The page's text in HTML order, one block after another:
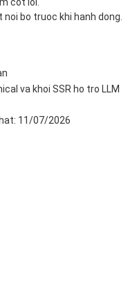
bo truoc khi hanh dong.
va khoi SSR ho tro LLM
11/07/2026